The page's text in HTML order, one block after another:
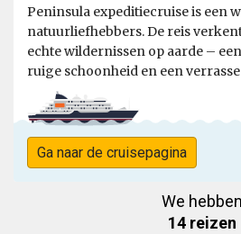
Peninsula expeditiecruise is een
natuurliefhebbers. De reis
echte wildernissen op aarde –
ruige schoonheid en een
Ga naar de cruisepagina
We hebben
14 reizen